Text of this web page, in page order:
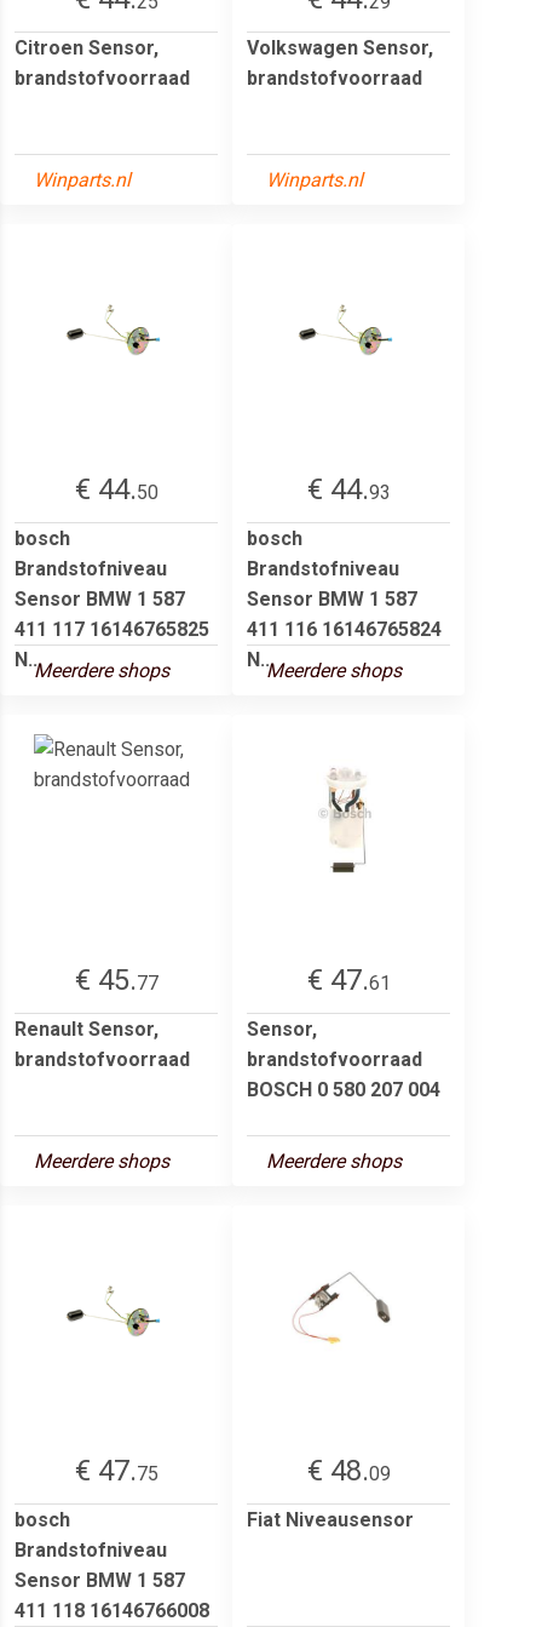
Citroen Sensor,
brandstofvoorraad
Winparts.nl
Volkswagen Sensor,
brandstofvoorraad
Winparts.nl
€ 44.50
bosch
Brandstofniveau
Sensor BMW 1 587
411 117 16146765825
N...Meerdere shops
€ 44.93
bosch
Brandstofniveau
Sensor BMW 1 587
411 116 16146765824
N...Meerdere shops
€ 45.77
Renault Sensor,
brandstofvoorraad
Meerdere shops
€ 47.61
Sensor,
brandstofvoorraad
BOSCH 0 580 207 004
Meerdere shops
€ 47.75
bosch
Brandstofniveau
Sensor BMW 1 587
411 118 16146766008
€ 48.09
Fiat Niveausensor